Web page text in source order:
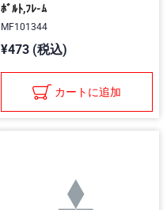
ﾎﾞﾙﾄ,ﾌﾚ-ﾑ
MF101344
¥473 (税込)
カートに追加